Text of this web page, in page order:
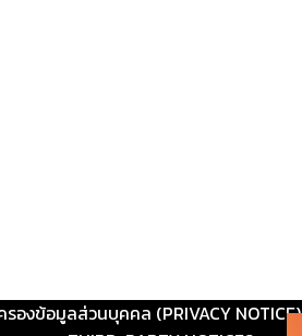
รองข้อมูลส่วนบุคคล (PRIVACY NOTICE)